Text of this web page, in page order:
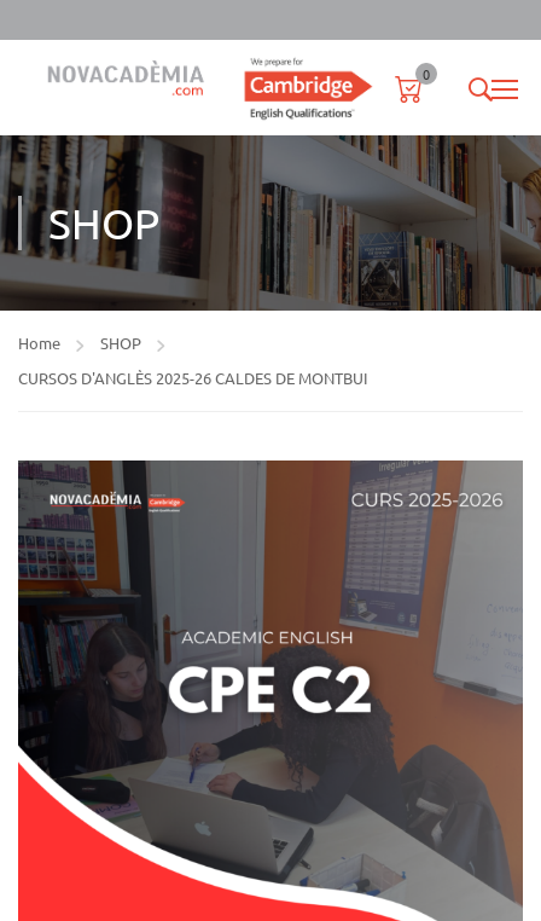
0
SHOP
Home
SHOP
CURSOS D'ANGLÈS 2025-26 CALDES DE MONTBUI